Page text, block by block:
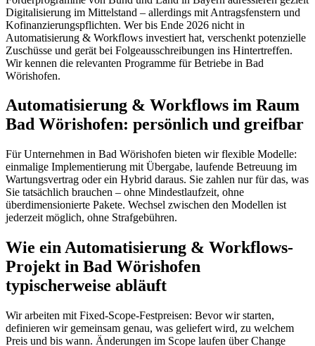
Digitalisierung im Mittelstand – allerdings mit Antragsfenstern und
Kofinanzierungspflichten. Wer bis Ende 2026 nicht in
Automatisierung & Workflows investiert hat, verschenkt potenzielle
Zuschüsse und gerät bei Folgeausschreibungen ins Hintertreffen.
Wir kennen die relevanten Programme für Betriebe in Bad
Wörishofen.
Automatisierung & Workflows im Raum
Bad Wörishofen: persönlich und greifbar
Für Unternehmen in Bad Wörishofen bieten wir flexible Modelle:
einmalige Implementierung mit Übergabe, laufende Betreuung im
Wartungsvertrag oder ein Hybrid daraus. Sie zahlen nur für das, was
Sie tatsächlich brauchen – ohne Mindestlaufzeit, ohne
überdimensionierte Pakete. Wechsel zwischen den Modellen ist
jederzeit möglich, ohne Strafgebühren.
Wie ein Automatisierung & Workflows-
Projekt in Bad Wörishofen
typischerweise abläuft
Wir arbeiten mit Fixed-Scope-Festpreisen: Bevor wir starten,
definieren wir gemeinsam genau, was geliefert wird, zu welchem
Preis und bis wann. Änderungen im Scope laufen über Change